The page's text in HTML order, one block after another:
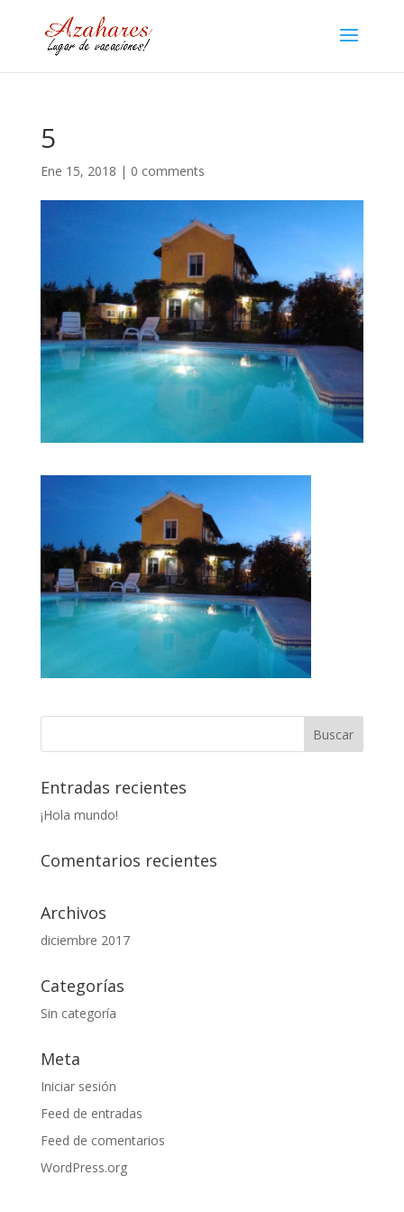
5
Ene 15, 2018 | 0 comments
Entradas recientes
¡Hola mundo!
Comentarios recientes
Archivos
diciembre 2017
Categorías
Sin categoría
Meta
Iniciar sesión
Feed de entradas
Feed de comentarios
WordPress.org